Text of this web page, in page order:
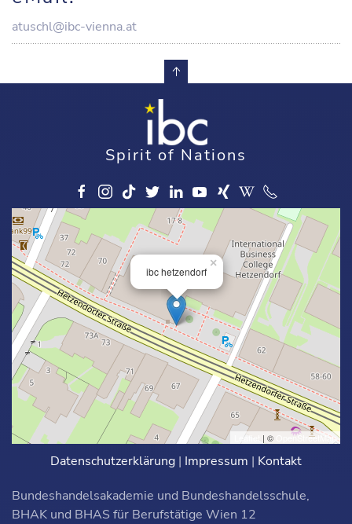
atuschl@ibc-vienna.at
Spirit of Nations
ibc hetzendorf
×
Leaflet | © OpenStreetMap
Datenschutzerklärung | Impressum | Kontakt
Bundeshandelsakademie und Bundeshandelsschule,
BHAK und BHAS für Berufstätige Wien 12